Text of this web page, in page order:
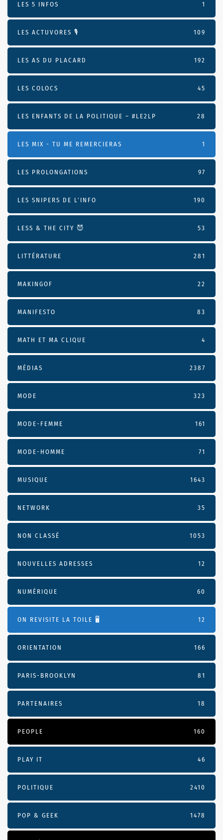
LES 5 INFOS 1
LES ACTUVORES 🎙 109
LES AS DU PLACARD 192
LES COLOCS 45
LES ENFANTS DE LA POLITIQUE – #LE2LP 28
LES MIX - TU ME REMERCIERAS 1
LES PROLONGATIONS 97
LES SNIPERS DE L’INFO 190
LESS & THE CITY 😈 53
LITTÉRATURE 281
MAKINGOF 22
MANIFESTO 83
MATH ET MA CLIQUE 4
MÉDIAS 2387
MODE 323
MODE-FEMME 161
MODE-HOMME 71
MUSIQUE 1643
NETWORK 35
NON CLASSÉ 1053
NOUVELLES ADRESSES 12
NUMÉRIQUE 60
ON REVISITE LA TOILE 🖥️ 12
ORIENTATION 166
PARIS-BROOKLYN 81
PARTENAIRES 18
PEOPLE 160
PLAY IT 46
POLITIQUE 2410
POP & GEEK 1478